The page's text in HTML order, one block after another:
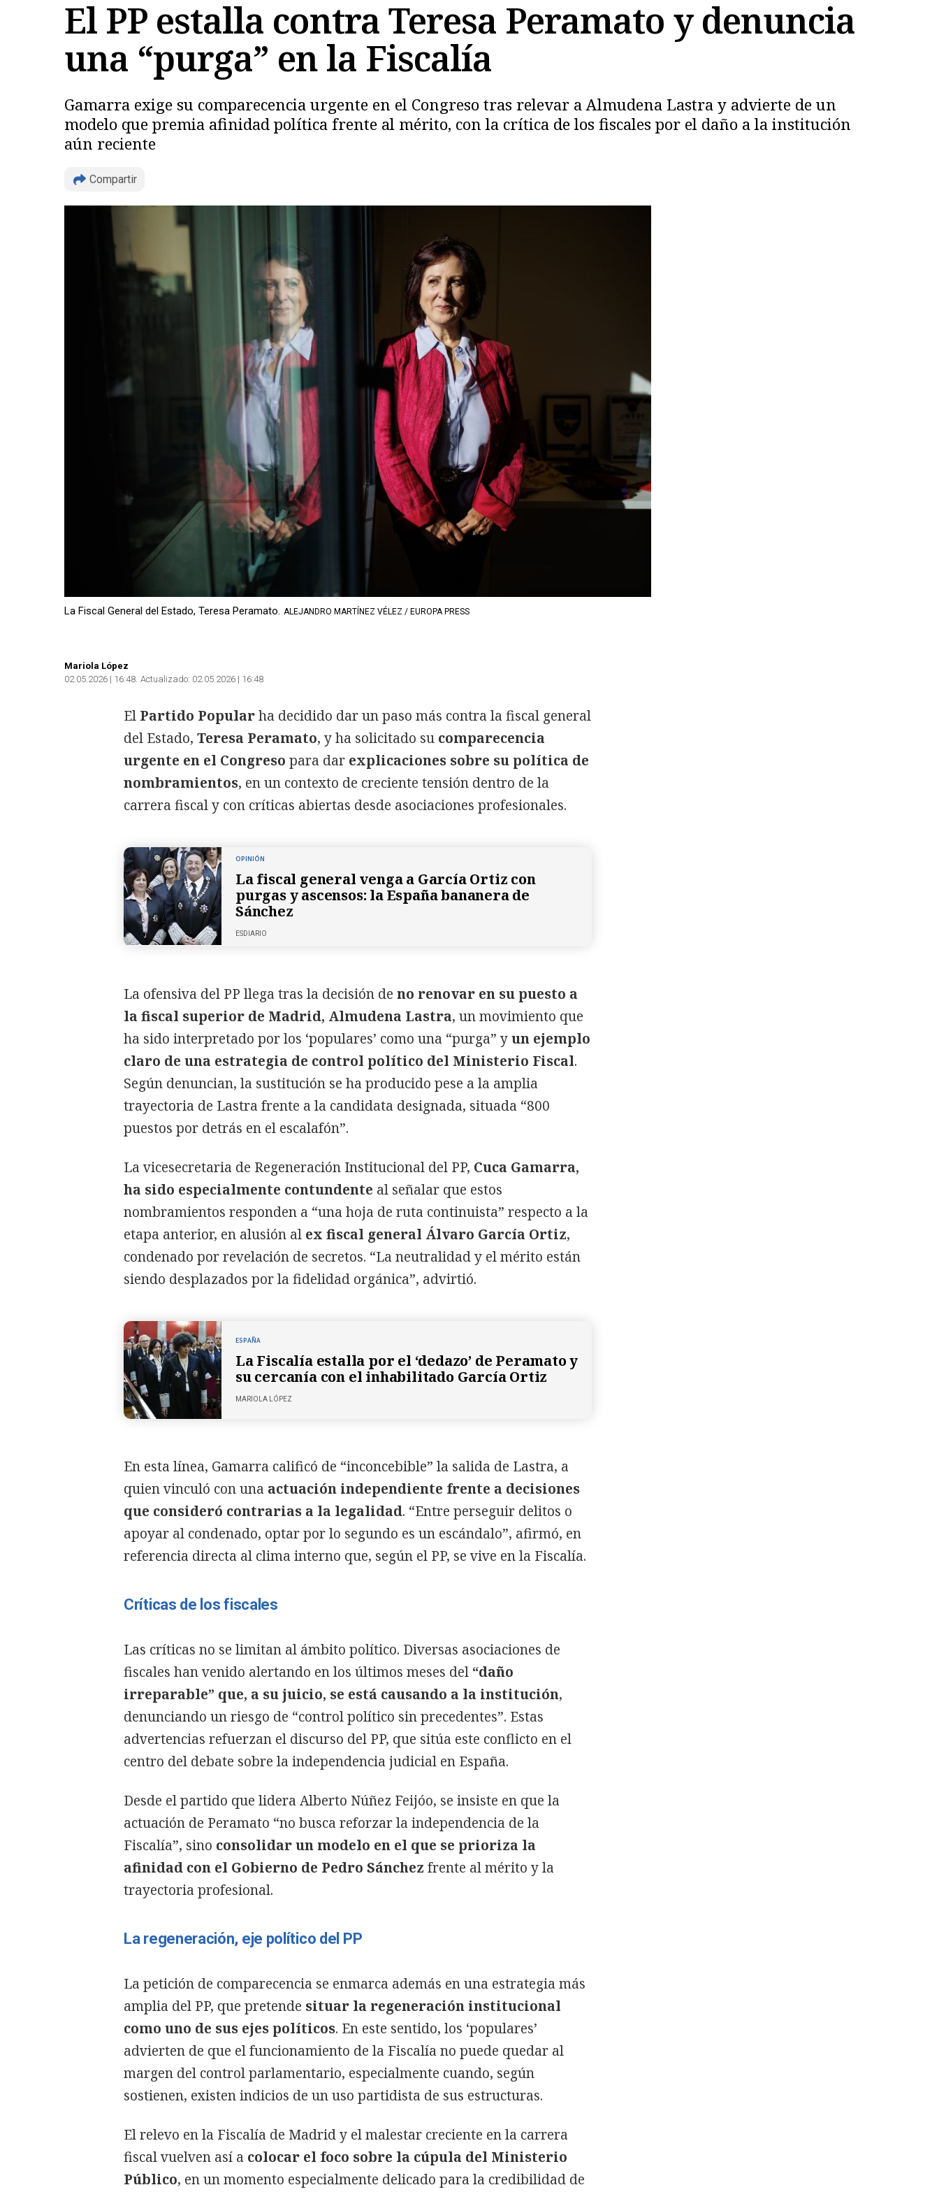
El PP estalla contra Teresa Peramato y denuncia
una “purga” en la Fiscalía
Gamarra exige su comparecencia urgente en el Congreso tras relevar a Almudena Lastra y advierte de un
modelo que premia afinidad política frente al mérito, con la crítica de los fiscales por el daño a la institución
aún reciente
Compartir
La Fiscal General del Estado, Teresa Peramato. ALEJANDRO MARTÍNEZ VÉLEZ / EUROPA PRESS
Mariola López
02.05.2026 | 16:48 Actualizado: 02.05.2026 | 16:48
El Partido Popularha decidido dar un paso más contra la fiscal general
del Estado, Teresa Peramato, y ha solicitado su comparecencia
urgente en el Congreso para dar explicaciones sobre su política de
nombramientos, en un contexto de creciente tensión dentro de la
carrera fiscal y con críticas abiertas desde asociaciones profesionales.
OPINIÓN
La fiscal general venga a García Ortiz con
purgas y ascensos: la España bananera de
Sánchez
ESDIARIO
La ofensiva del PP llega tras la decisión de no renovar en su puesto a
la fiscal superior de Madrid, Almudena Lastra, un movimiento que
ha sido interpretado por los ‘populares’ como una “purga” yun ejemplo
claro de una estrategia de control político del Ministerio Fiscal.
Según denuncian, la sustitución se ha producido pese a la amplia
trayectoria de Lastra frente a la candidata designada, situada “800
puestos por detrás en el escalafón”.
La vicesecretaria de Regeneración Institucional del PP, Cuca Gamarra,
ha sido especialmente contundente al señalar que estos
nombramientos responden a “una hoja de ruta continuista” respecto a la
etapa anterior, en alusión al ex fiscal general Álvaro García Ortiz,
condenado por revelación de secretos. “La neutralidad y el mérito están
siendo desplazados por la fidelidad orgánica”, advirtió.
ESPAÑA
La Fiscalía estalla por el ‘dedazo’ de Peramato y
su cercanía con el inhabilitado García Ortiz
MARIOLA LÓPEZ
En esta línea, Gamarra calificó de “inconcebible” la salida de Lastra, a
quien vinculó con una actuación independiente frente a decisiones
que consideró contrarias a la legalidad. “Entre perseguir delitos o
apoyar al condenado, optar por lo segundo es un escándalo”, afirmó, en
referencia directa al clima interno que, según el PP, se vive en la Fiscalía.
Críticas de los fiscales
Las críticas no se limitan al ámbito político. Diversas asociaciones de
fiscales han venido alertando en los últimos meses del “daño
irreparable” que, a su juicio, se está causando a la institución,
denunciando un riesgo de “control político sin precedentes”. Estas
advertencias refuerzan el discurso del PP, que sitúa este conflicto en el
centro del debate sobre la independencia judicial en España.
Desde el partido que lidera Alberto Núñez Feijóo, se insiste en que la
actuación de Peramato “no busca reforzar la independencia de la
Fiscalía”, sino consolidar un modelo en el que se prioriza la
afinidad con el Gobierno de Pedro Sánchez frente al mérito y la
trayectoria profesional.
La regeneración, eje político del PP
La petición de comparecencia se enmarca además en una estrategia más
amplia del PP, que pretende situar la regeneración institucional
como uno de sus ejes políticos. En este sentido, los ‘populares’
advierten de que el funcionamiento de la Fiscalía no puede quedar al
margen del control parlamentario, especialmente cuando, según
sostienen, existen indicios de un uso partidista de sus estructuras.
El relevo en la Fiscalía de Madrid y el malestar creciente en la carrera
fiscal vuelven así a colocar el foco sobre la cúpula del Ministerio
Público, en un momento especialmente delicado para la credibilidad de